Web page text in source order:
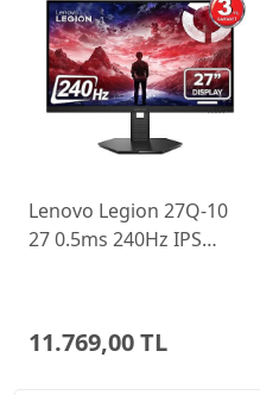
Lenovo Legion 27Q-10
27 0.5ms 240Hz IPS
11.769,00 TL